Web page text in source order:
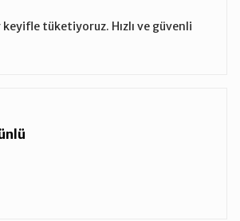
tüketiyoruz. Hızlı ve güvenli